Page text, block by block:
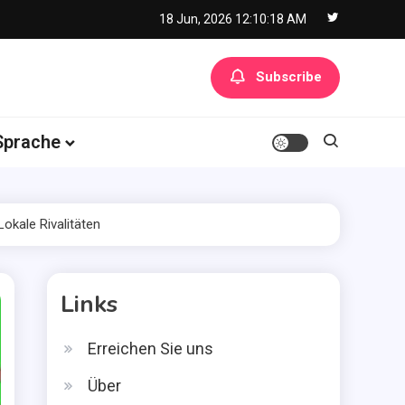
18 Jun, 2026 12:10:19 AM
Subscribe
Rivalitäten
Links
Erreichen Sie uns
Über